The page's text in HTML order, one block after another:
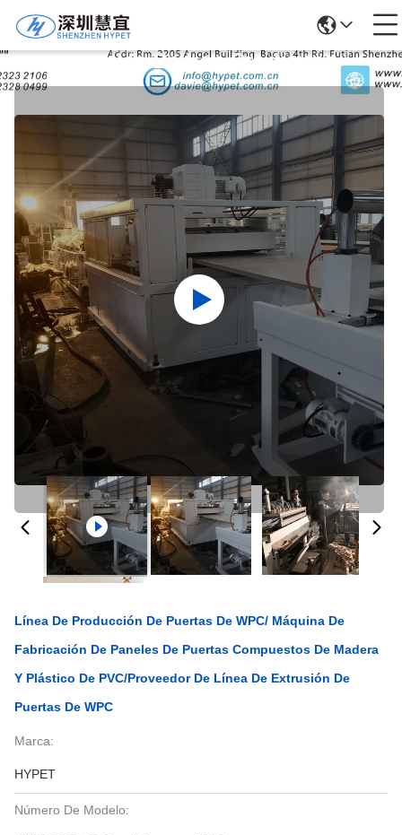
Detalles De Los Productos
Línea De Producción De Puertas De WPC/ Máquina De
Fabricación De Paneles De Puertas Compuestos De Madera
Y Plástico De PVC/Proveedor De Línea De Extrusión De
Puertas De WPC
Marca:
HYPET
Número De Modelo: